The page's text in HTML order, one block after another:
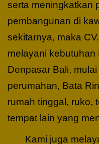
serta meningkatkan
pembangunan di
sekitarnya, maka
melayani kebutuhan
Denpasar Bali,
perumahan, Bata
rumah tinggal, ruko,
tempat lain yang
Kami juga